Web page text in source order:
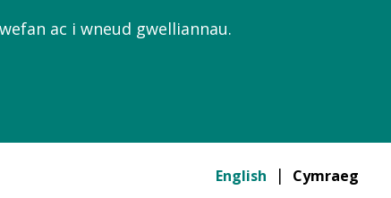
ac i wneud gwelliannau.
English Cymraeg